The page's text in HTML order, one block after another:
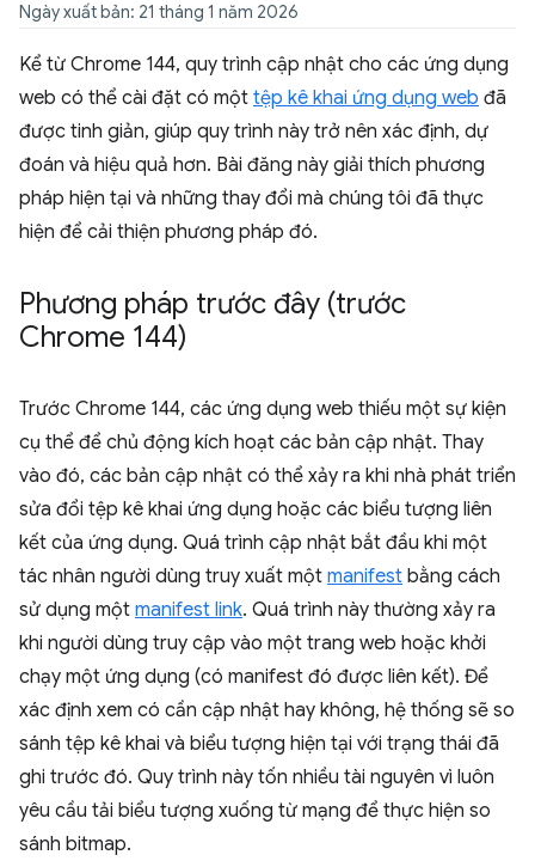
Ngày xuất bản: 21 tháng 1 năm 2026
Kể từ Chrome 144, quy trình cập nhật cho các ứng dụng
web có thể cài đặt có một tệp kê khai ứng dụng web đã
được tinh giản, giúp quy trình này trở nên xác định, dự
đoán và hiệu quả hơn. Bài đăng này giải thích phương
pháp hiện tại và những thay đổi mà chúng tôi đã thực
hiện để cải thiện phương pháp đó.
Phương pháp trước đây (trước
Chrome 144)
Trước Chrome 144, các ứng dụng web thiếu một sự kiện
cụ thể để chủ động kích hoạt các bản cập nhật. Thay
vào đó, các bản cập nhật có thể xảy ra khi nhà phát triển
sửa đổi tệp kê khai ứng dụng hoặc các biểu tượng liên
kết của ứng dụng. Quá trình cập nhật bắt đầu khi một
tác nhân người dùng truy xuất một manifest bằng cách
sử dụng một manifest link. Quá trình này thường xảy ra
khi người dùng truy cập vào một trang web hoặc khởi
chạy một ứng dụng (có manifest đó được liên kết). Để
xác định xem có cần cập nhật hay không, hệ thống sẽ so
sánh tệp kê khai và biểu tượng hiện tại với trạng thái đã
ghi trước đó. Quy trình này tốn nhiều tài nguyên vì luôn
yêu cầu tải biểu tượng xuống từ mạng để thực hiện so
sánh bitmap.